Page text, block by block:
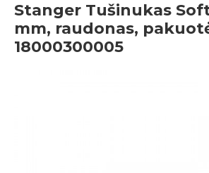
Stanger Tušinukas
mm, raudonas,
18000300005